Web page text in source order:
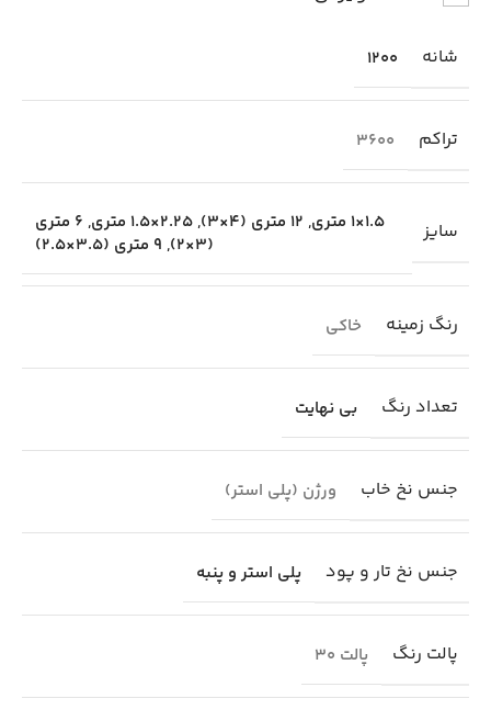
شانه 1200
تراکم 3600
سایز 1.5×1 متری , 12 متری (4×3) ,2.25×1.5 متری ,
6 متری
(3×2)
, 9 متری (3.5×2.5)
رنگ زمینه خاکی
تعداد رنگ بی نهایت
جنس نخ خاب ورژن (پلی استر)
جنس نخ تار و پود پلی استر و پنبه
پالت رنگ پالت 30